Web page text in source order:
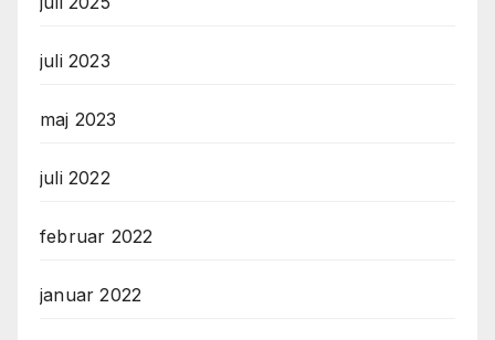
juli 2023
maj 2023
juli 2022
februar 2022
januar 2022